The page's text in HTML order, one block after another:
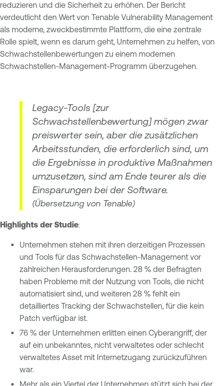
reduzieren und die Sicherheit zu erhöhen. Der Bericht
verdeutlicht den Wert von Tenable Vulnerability Management
als moderne, zweckbestimmte Plattform, die eine zentrale
Rolle spielt, wenn es darum geht, Unternehmen zu helfen, von
Schwachstellenbewertungen zu einem modernen
Schwachstellen-Management-Programm überzugehen.
Legacy-Tools [zur
Schwachstellenbewertung] mögen zwar
preiswerter sein, aber die zusätzlichen
Arbeitsstunden, die erforderlich sind, um
die Ergebnisse in produktive Maßnahmen
umzusetzen, sind am Ende teurer als die
Einsparungen bei der Software.
(Übersetzung von Tenable)
Highlights der Studie:
Unternehmen stehen mit ihren derzeitigen Prozessen
und Tools für das Schwachstellen-Management vor
zahlreichen Herausforderungen. 28 % der Befragten
haben Probleme mit der Nutzung von Tools, die nicht
automatisiert sind, und weiteren 28 % fehlt ein
detailliertes Tracking der Schwachstellen, für die kein
Patch verfügbar ist.
76 % der Unternehmen erlitten einen Cyberangriff, der
auf ein unbekanntes, nicht verwaltetes oder schlecht
verwaltetes Asset mit Internetzugang zurückzuführen
war.
Mehr als ein Viertel der Unternehmen stützt sich bei der